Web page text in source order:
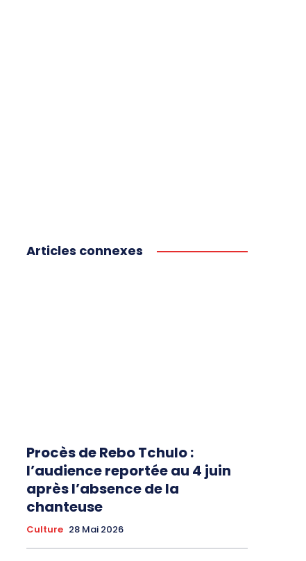
Articles connexes
Procès de Rebo Tchulo :
l’audience reportée au 4 juin
après l’absence de la
chanteuse
Culture 28 Mai 2026